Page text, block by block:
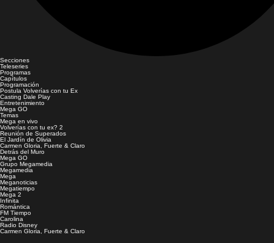
Secciones
Teleseries
Programas
Capítulos
Programación
Postula Volverías con tu Ex
Casting Dale Play
Entretenimiento
Mega GO
Temas
Mega en vivo
Volverías con tu ex? 2
Reunión de Superados
El Jardín de Olivia
Carmen Gloria, Fuerte & Claro
Detrás del Muro
Mega GO
Grupo Megamedia
Megamedia
Mega
Meganoticias
Megatiempo
Mega 2
Infinita
Romántica
FM Tiempo
Carolina
Radio Disney
Carmen Gloria, Fuerte & Claro